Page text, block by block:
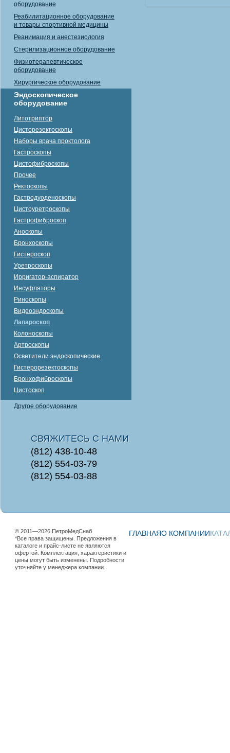
оборудование
Реабилитационное оборудование
и товары спортивной медицины
Реанимация и анестезиология
Стерилизационное оборудование
Физиотерапевтическое
оборудование
Хирургическое оборудование
Эндоскопическое
оборудование
Литотриптор
Цисторезектоскопы
Наборы врача проктолога
Гастроскопы
Цистофиброскопы
Прочее
Ректоскопы
Гастродуоденоскопы
Цистоуретроскопы
Гастрофиброскоп
Аноскопы
Бронхоскопы
Гистероскоп
Уретроскопы
Ирригатор-аспиратор
Инсуфляторы
Риноскопы
Видеоэндоскопы
Лапароскоп
Колоноскопы
Артроскопы
Осветители эндоскопические
Гистерорезектоскопы
Бронхофиброскопы
Цистоскоп
Другое оборудование
СВЯЖИТЕСЬ С НАМИ
(812) 438-10-48
(812) 554-03-79
(812) 554-03-88
© 2011—2026 ПетроМедСнаб
*Все права защищены. Предложения в
каталоге и прайс-листе не являются
офертой. Комплектация, характеристики и
цены могут быть изменены. Подробности
уточняйте у менеджера компании.
ГЛАВНАЯО КОМПАНИИ